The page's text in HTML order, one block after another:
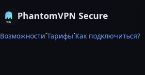
PhantomVPN Secure
Возможности·Тарифы·Как подключиться?